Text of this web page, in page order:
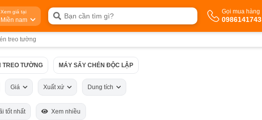
Xem giá tại
Miền nam
Gọi mua hàng
0986141743
treo tường
TREO TƯỜNG MÁY SẤY CHÉN ĐỘC LẬP
Giá Xuất xứ Dung tích
tốt nhất Xem nhiều